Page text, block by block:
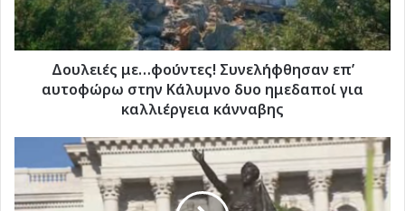
στην
Κάλυμνο
δυο
ημεδαποίΔουλειές με…φούντες! Συνελήφθησαν επ’
αυτοφώρω στην Κάλυμνο δυο ημεδαποί για
καλλιέργεια κάνναβης
"Άφωνοι"
κηπουροί